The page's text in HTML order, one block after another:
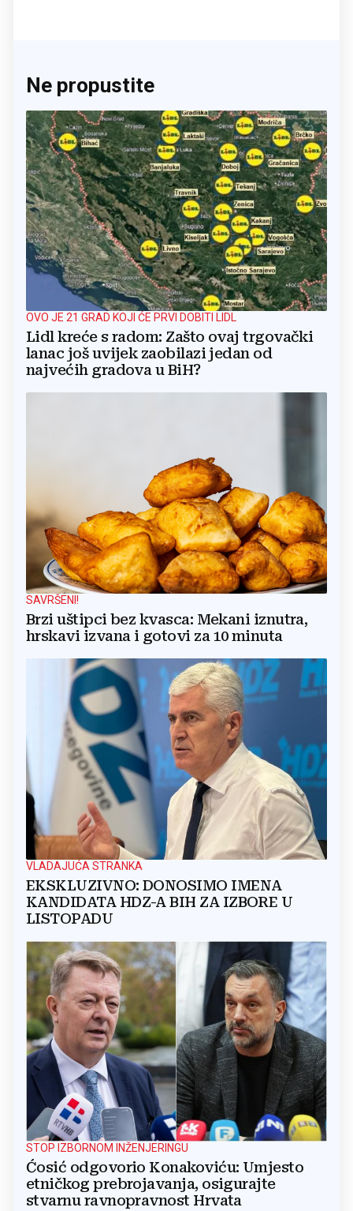
Ne propustite
OVO JE 21 GRAD KOJI ĆE PRVI DOBITI LIDL
Lidl kreće s radom: Zašto ovaj trgovački
lanac još uvijek zaobilazi jedan od
najvećih gradova u BiH?
SAVRŠENI!
Brzi uštipci bez kvasca: Mekani iznutra,
hrskavi izvana i gotovi za 10 minuta
VLADAJUĆA STRANKA
EKSKLUZIVNO: DONOSIMO IMENA
KANDIDATA HDZ-A BIH ZA IZBORE U
LISTOPADU
STOP IZBORNOM INŽENJERINGU
Ćosić odgovorio Konakoviću: Umjesto
etničkog prebrojavanja, osigurajte
stvarnu ravnopravnost Hrvata